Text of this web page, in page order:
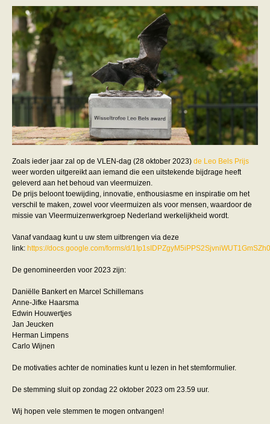
Limburg
Noord-Brabant
Noord-Holland
Overijssel
Utrecht
Zeeland
Zuid-Holland
Vleermuizen en ziektes
Bescherming
Soortbescherming
Gebiedsbescherming
Hulp bij bouwplannen en bomenkap
Vleermuisprotocol
Vleermuis advies en onderzoekbureaus
Doe mee
vleermuiskasten kopen/ ophangen
Meedoen
Landelijk zoogdierwerkgroepen
Regionale of provinciale werkgroepen
Internationaal
Landelijke natuurverenigingen
Vleermuizen in de tuin
Ik ben op zoek naar een detector
Ecologie en soorten
Hoe vleermuizen leven
Voedsel en jagen
Verblijfplaatsen
Echolocatie
Baardvleermuis
Bosvleermuis
Bruine of gewone grootoorvleermuis
Zoals ieder jaar zal op de VLEN-dag (28 oktober 2023) de Leo Bels Prijs
weer worden uitgereikt aan iemand die een uitstekende bijdrage heeft
geleverd aan het behoud van vleermuizen.
De prijs beloont toewijding, innovatie, enthousiasme en inspiratie om het
verschil te maken, zowel voor vleermuizen als voor mensen, waardoor de
missie van Vleermuizenwerkgroep Nederland werkelijkheid wordt.
Vanaf vandaag kunt u uw stem uitbrengen via deze
link: https://docs.google.com/forms/d/
De genomineerden voor 2023 zijn:
Daniëlle Bankert en Marcel Schillemans
Anne-Jifke Haarsma
Edwin Houwertjes
Jan Jeucken
Herman Limpens
Carlo Wijnen
De motivaties achter de nominaties kunt u lezen in het stemformulier.
De stemming sluit op zondag 22 oktober 2023 om 23.59 uur.
Wij hopen vele stemmen te mogen ontvangen!